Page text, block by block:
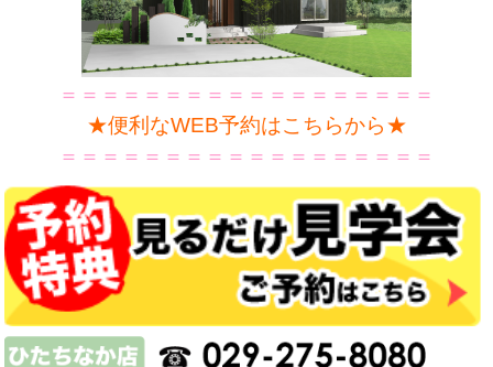
＝＝＝＝＝＝＝＝＝＝＝＝＝＝＝＝＝＝
★便利なWEB予約はこちらから★
＝＝＝＝＝＝＝＝＝＝＝＝＝＝＝＝＝＝